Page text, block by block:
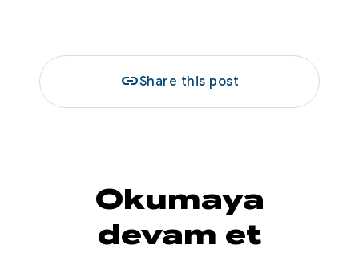
linkShare this post
Okumaya
devam et